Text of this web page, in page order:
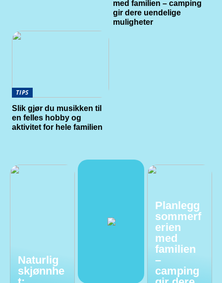
med familien – camping
gir dere uendelige
muligheter
TIPS
Slik gjør du musikken til
en felles hobby og
aktivitet for hele familien
Naturlig
skjønnhe
Planlegg
sommerf
erien
med
familien
–
camping